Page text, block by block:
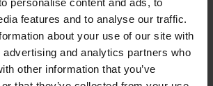
features and to analyse our traffic.
about your use of our site with
and analytics partners who
other information that you’ve
1/2"IG x Female + Ventil +
Nummer 260716000